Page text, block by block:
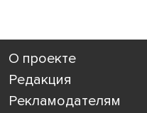
О проекте
Редакция
Рекламодателям